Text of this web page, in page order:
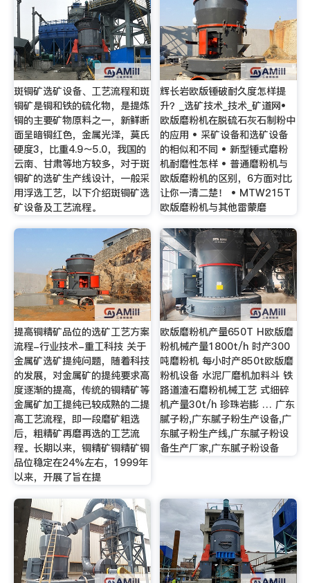
斑铜矿选矿设备、工艺流程和斑
铜矿是铜和铁的硫化物，是提炼
铜的主要矿物原料之一，新鲜断
面呈暗铜红色，金属光泽，莫氏
硬度3，比重4.9～5.0，我国的
云南、甘肃等地方较多，对于斑
铜矿的选矿生产线设计，一般采
用浮选工艺，以下介绍斑铜矿选
矿设备及工艺流程。
辉长岩欧版锤破耐久度怎样提
升？_选矿技术_技术_矿道网•
欧版磨粉机在脱硫石灰石制粉中
的应用 • 采矿设备和选矿设备
的相似和不同 • 新型锤式磨粉
机耐磨性怎样 • 普通磨粉机与
欧版磨粉机的区别，6方面对比
让你一清二楚！ • MTW215T
欧版磨粉机与其他雷蒙磨
提高铜精矿品位的选矿工艺方案
流程-行业技术-重工科技 关于
金属矿选矿提纯问题，随着科技
的发展，对金属矿的提纯要求高
度逐渐的提高，传统的铜精矿等
金属矿加工提纯已较成熟的二提
高工艺流程，即一段磨矿粗选
后，粗精矿再磨再选的工艺流
程。长期以来，铜精矿铜精矿铜
品位稳定在24%左右，1999年
以来，开展了旨在提
欧版磨粉机产量650T H欧版磨
粉机械产量1800t/h 时产300
吨磨粉机 每小时产850t欧版磨
粉机设备 水泥厂磨机加料斗 铁
路道渣石磨粉机械工艺 式细碎
机产量30t/h 珍珠岩膨 … 广东
腻子粉,广东腻子粉生产设备,广
东腻子粉生产线,广东腻子粉设
备生产厂家,广东腻子粉设备